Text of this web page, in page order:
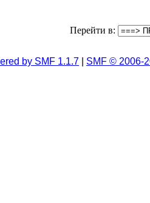
Перейти в:
by SMF 1.1.7 SMF © 2006-